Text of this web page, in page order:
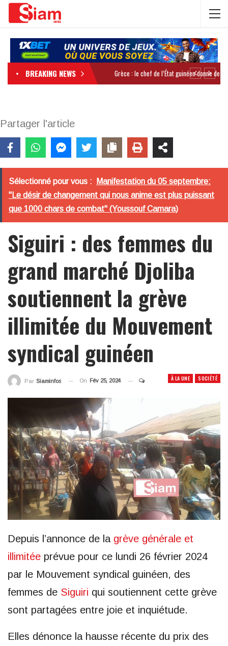
BREAKING NEWS
Partager l'article
Sélectionné pour vous :
Manifestation du 05 septembre:
"Le désir de changement qui nous anime est plus puissant
que 1000 chars de combat" (Youssouf Camara)
Siguiri : des femmes du
grand marché Djoliba
soutiennent la grève
illimitée du Mouvement
syndical guinéen
À LA UNE SOCIÉTÉ
Par Siaminfos On Fév 25, 2024
Depuis l’annonce de lagrève générale et
illimitée prévue pour ce lundi 26 février 2024
par le Mouvement syndical guinéen, des
femmes de Siguiri qui soutiennent cette grève
sont partagées entre joie et inquiétude.
Elles dénonce la hausse récente du prix des